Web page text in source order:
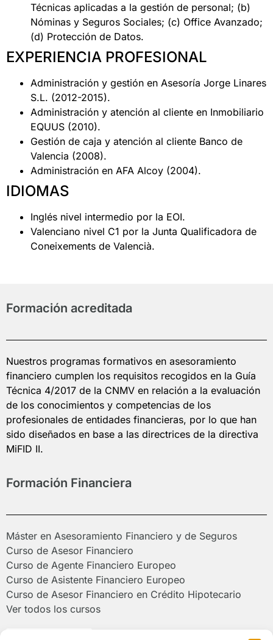
Técnicas aplicadas a la gestión de personal; (b)
Nóminas y Seguros Sociales; (c) Office Avanzado;
(d) Protección de Datos.
EXPERIENCIA PROFESIONAL
Administración y gestión en Asesoría Jorge Linares
S.L. (2012-2015).
Administración y atención al cliente en Inmobiliario
EQUUS (2010).
Gestión de caja y atención al cliente Banco de
Valencia (2008).
Administración en AFA Alcoy (2004).
IDIOMAS
Inglés nivel intermedio por la EOI.
Valenciano nivel C1 por la Junta Qualificadora de
Coneixements de Valencià.
Formación acreditada
Nuestros programas formativos en asesoramiento
financiero cumplen los requisitos recogidos en la Guía
Técnica 4/2017 de la CNMV en relación a la evaluación
de los conocimientos y competencias de los
profesionales de entidades financieras, por lo que han
sido diseñados en base a las directrices de la directiva
MiFID II.
Formación Financiera
Máster en Asesoramiento Financiero y de Seguros
Curso de Asesor Financiero
Curso de Agente Financiero Europeo
Curso de Asistente Financiero Europeo
Curso de Asesor Financiero en Crédito Hipotecario
Ver todos los cursos